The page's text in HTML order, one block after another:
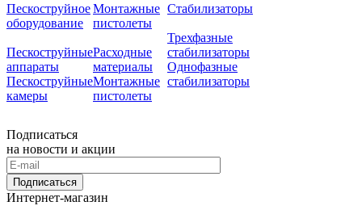
Пескоструйное
оборудование
Пескоструйные
аппараты
Пескоструйные
камеры
Монтажные
пистолеты
Расходные
материалы
Монтажные
пистолеты
Стабилизаторы
Трехфазные
стабилизаторы
Однофазные
стабилизаторы
Подписаться
на новости и акции
Подписаться
Интернет-магазин